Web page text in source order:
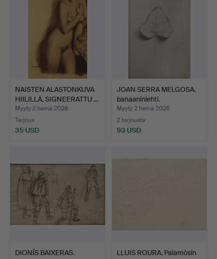
NAISTEN ALASTONKUVA
HIILILLÄ, SIGNEERATTU …
Myyty 2 heinä 2026
Tarjous
35 USD
JOAN SERRA MELGOSA.
banaaninlehti.
Myyty 2 heinä 2026
2 tarjousta
93 USD
DIONÍS BAIXERAS.
LLUIS ROURA. Palamòsin